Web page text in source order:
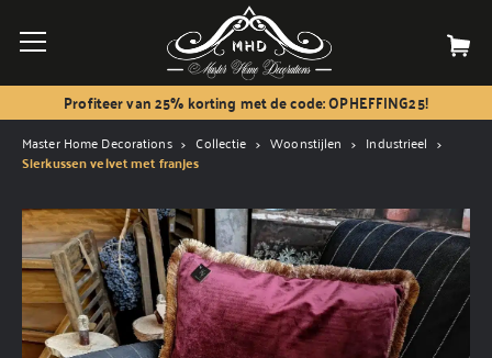
Profiteer van 25% korting met de code: OPHEFFING25!
Master Home Decorations Collectie Woonstijlen Industrieel
Sierkussen velvet met franjes